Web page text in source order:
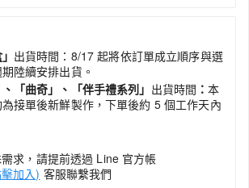
出貨時間：8/17 起將依訂單成立順序與選
陸續安排出貨。
、「曲奇」、「伴手禮系列」 出貨時間 ：本
接單後新鮮製作，下單後約 5 個工作天內
求，請提前透過 Line 官方帳
加入) 客服聯繫我們